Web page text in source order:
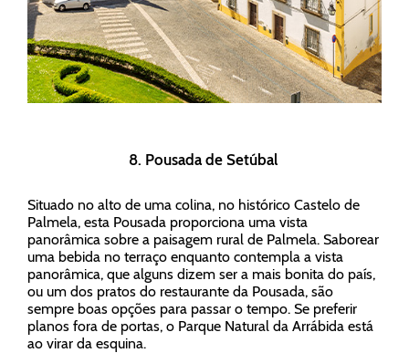
8. Pousada de Setúbal
Situado no alto de uma colina, no histórico Castelo de
Palmela, esta Pousada proporciona uma vista
panorâmica sobre a paisagem rural de Palmela. Saborear
uma bebida no terraço enquanto contempla a vista
panorâmica, que alguns dizem ser a mais bonita do país,
ou um dos pratos do restaurante da Pousada, são
sempre boas opções para passar o tempo. Se preferir
planos fora de portas, o Parque Natural da Arrábida está
ao virar da esquina.